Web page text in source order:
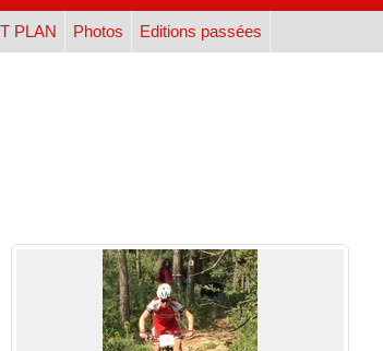
PLAN Photos Editions passées